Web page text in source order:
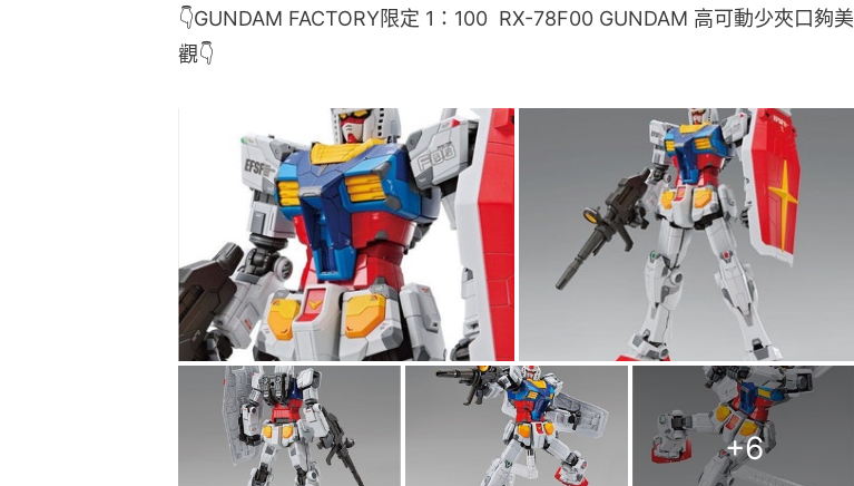
👇GUNDAM FACTORY限定 1：100  RX-78F00 GUNDAM 高可動少夾口夠美
觀👇
+6